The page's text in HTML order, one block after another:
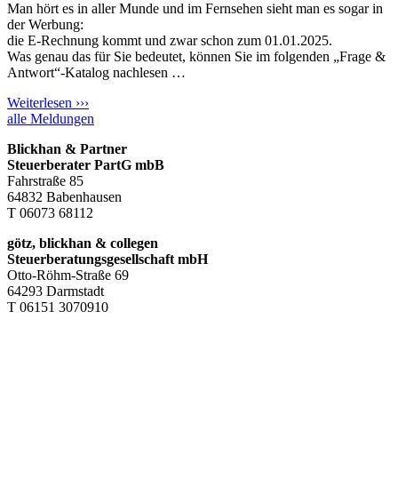
Man hört es in aller Munde und im Fernsehen sieht man es sogar in
der Werbung:
die E-Rechnung kommt und zwar schon zum 01.01.2025.
Was genau das für Sie bedeutet, können Sie im folgenden „Frage &
Antwort“-Katalog nachlesen …
Weiterlesen ›››
alle Meldungen
Blickhan & Partner
Steuerberater PartG mbB
Fahrstraße 85
64832 Babenhausen
T 06073 68112
götz, blickhan & collegen
Steuerberatungsgesellschaft mbH
Otto-Röhm-Straße 69
64293 Darmstadt
T 06151 3070910